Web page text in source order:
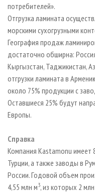
потребителей».
Отгрузка ламината
морскими сухогрузными
География продаж
достаточно обширна:
Кыргызстан, Таджикистан,
отгрузки ламината в
около 75% продукции с
Оставшиеся 25% будут
Европы.
Справка
Компания Kastamonu
Турции, а также заводы в
России. Годовой объем
4,55 млн м3, из которых 2